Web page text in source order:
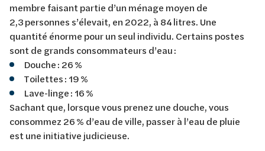
membre faisant partie d’un ménage moyen de
2,3 personnes s’élevait, en 2022, à 84 litres. Une
quantité énorme pour un seul individu. Certains postes
sont de grands consommateurs d’eau :
Douche : 26 %
Toilettes : 19 %
Lave-linge : 16 %
Sachant que, lorsque vous prenez une douche, vous
consommez 26 % d’eau de ville, passer à l’eau de pluie
est une initiative judicieuse.